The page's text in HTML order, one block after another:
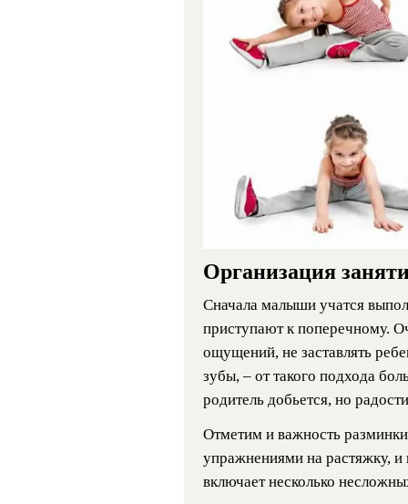
Организация
Сначала малыши учатся
приступают к поперечному.
ощущений, не заставлять
зубы, – от такого подхода
родитель добьется, но
Отметим и важность
упражнениями на растяжку,
включает несколько